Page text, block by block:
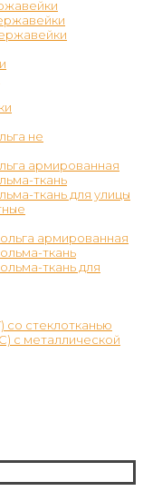
не
армированная
ткань
ткань для улицы
армированная
ткань
ткань для
стеклотканью
с металлической